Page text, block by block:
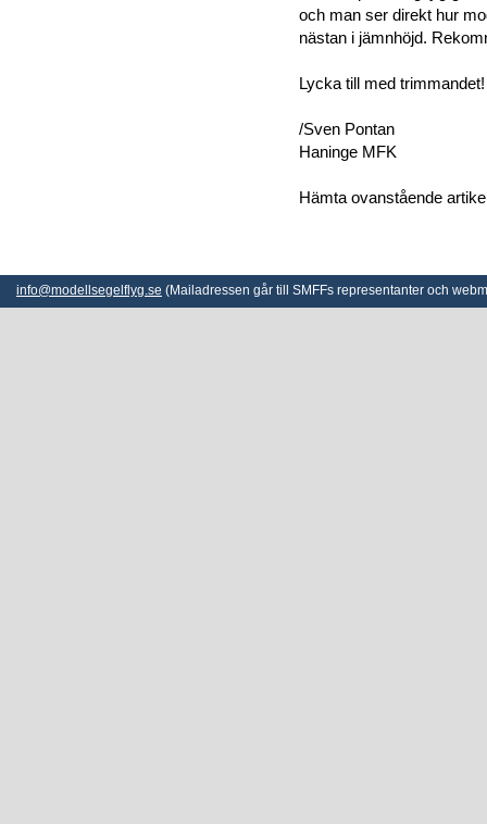
och man ser direkt hur
nästan i jämnhöjd.
Lycka till med trimmandet!
/Sven Pontan
Haninge MFK
Hämta ovanstående
info@modellsegelflyg.se (Mailadressen går till SMFFs representanter och